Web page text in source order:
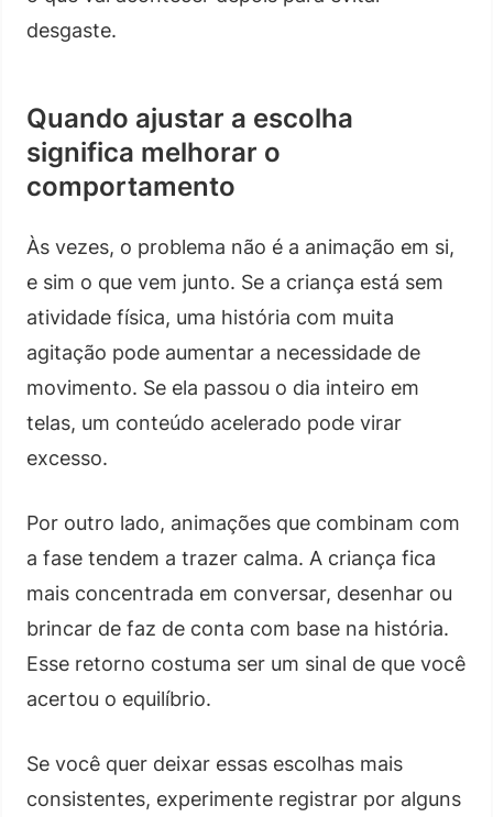
desgaste.
Quando ajustar a escolha
significa melhorar o
comportamento
Às vezes, o problema não é a animação em si,
e sim o que vem junto. Se a criança está sem
atividade física, uma história com muita
agitação pode aumentar a necessidade de
movimento. Se ela passou o dia inteiro em
telas, um conteúdo acelerado pode virar
excesso.
Por outro lado, animações que combinam com
a fase tendem a trazer calma. A criança fica
mais concentrada em conversar, desenhar ou
brincar de faz de conta com base na história.
Esse retorno costuma ser um sinal de que você
acertou o equilíbrio.
Se você quer deixar essas escolhas mais
consistentes, experimente registrar por alguns